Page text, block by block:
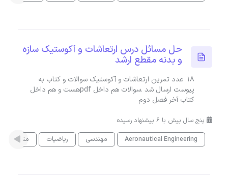
حل مسائل درس ارتعاشات و آکوستیک سازه
و بدنه مقطع ارشد
18 عدد تمرین ارتعاشات و آکوستیک سوالات و کتاب به
پیوست ارسال شد .سوالات هم داخل pdfهست و هم داخل
کتاب آخر فصل دوم
پنج سال پیش با 6 پیشنهاد رسیده
Aeronautical Engineering
مهندسی ریاضیات متلب